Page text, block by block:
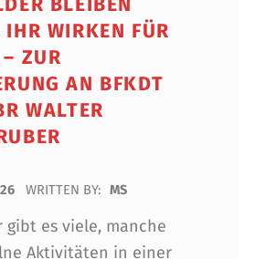
IHR WIRKEN FÜR
ZUR
AN BFKDT
WALTER
WRITTEN BY: MS
gibt es viele, manche
Aktivitäten in einer